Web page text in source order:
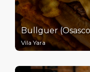
Bullguer
Vila Yara